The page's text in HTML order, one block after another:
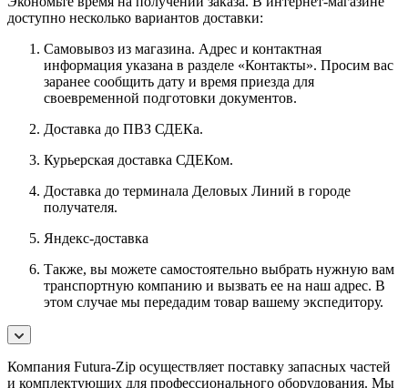
доступно несколько вариантов доставки:
Самовывоз из магазина. Адрес и контактная
информация указана в разделе «Контакты». Просим вас
заранее сообщить дату и время приезда для
своевременной подготовки документов.
Доставка до ПВЗ СДЕКа.
Курьерская доставка СДЕКом.
Доставка до терминала Деловых Линий в городе
получателя.
Яндекс-доставка
Также, вы можете самостоятельно выбрать нужную вам
транспортную компанию и вызвать ее на наш адрес. В
этом случае мы передадим товар вашему экспедитору.
Компания Futura-Zip осуществляет поставку запасных частей
и комплектующих для профессионального оборудования. Мы